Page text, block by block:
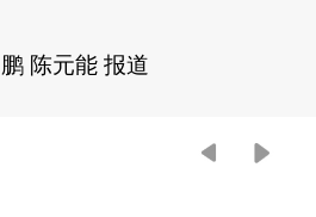
陈元能 报道